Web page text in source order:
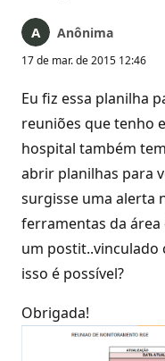
Anônima
17 de mar. de 2015 12:46
Eu fiz essa planilha
reuniões que tenho
hospital também
abrir planilhas para
surgisse uma alerta
ferramentas da
um postit..vinculado
isso é possível?
Obrigada!